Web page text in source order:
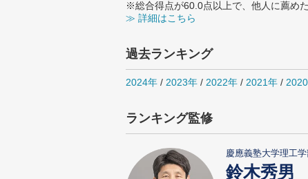
※総合得点が60.0点以上で、他人に薦め
≫ 詳細はこちら
過去ランキング
2024年 / 2023年 / 2022年 / 2021年 /
ランキング監修
慶應義塾大学理工
鈴木秀男